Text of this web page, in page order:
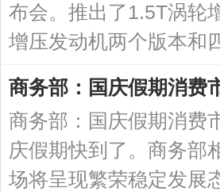
布会。推出了1.5T涡轮
增压发动机两个版本和
商务部：国庆假期消费
商务部：国庆假期消费
庆假期快到了。商务部
场将呈现繁荣稳定发展